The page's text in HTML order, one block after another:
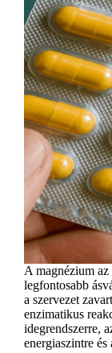
A magnézium
legfontosabb
a szervezet
enzimatikus
idegrendszerre,
energiaszintre